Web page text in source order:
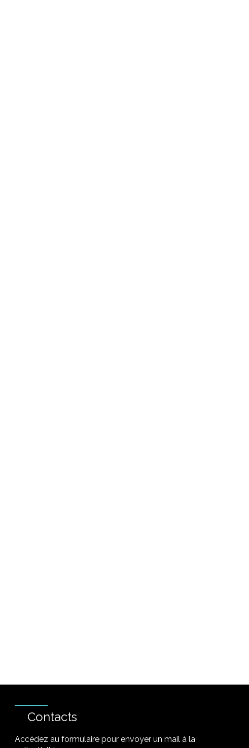
Contacts
Accédez au formulaire pour envoyer un mail à la